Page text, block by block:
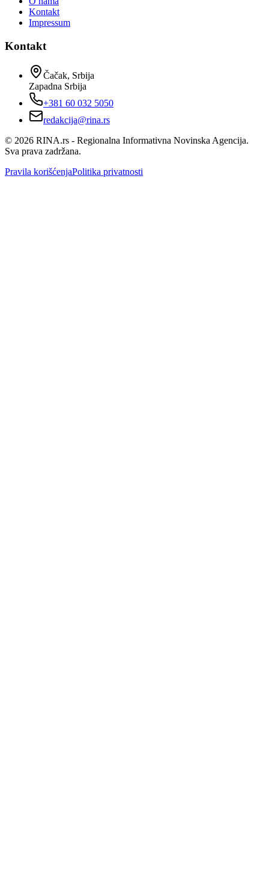
Kontakt
Impressum
Kontakt
Čačak, Srbija
Zapadna Srbija
+381 60 032 5050
redakcija@rina.rs
© 2026 RINA.rs - Regionalna Informativna Novinska Agencija.
Sva prava zadržana.
Pravila korišćenjaPolitika privatnosti